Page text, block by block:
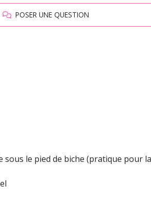
POSER UNE QUESTION
le pied de biche (pratique pour